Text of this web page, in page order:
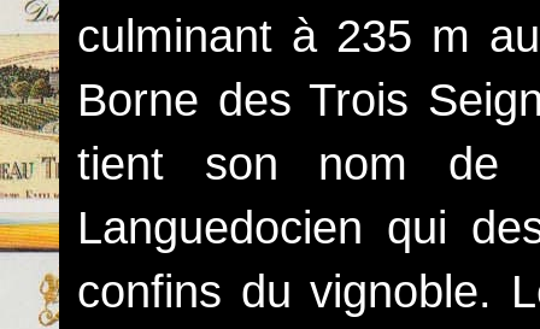
culminant à 235 m
Borne des Trois
tient son nom de
Languedocien qui
confins du vignoble.